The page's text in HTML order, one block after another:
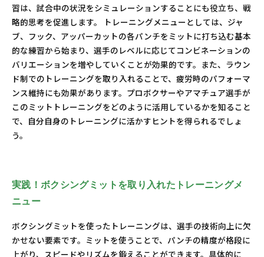
習は、試合中の状況をシミュレーションすることにも役立ち、戦
略的思考を促進します。 トレーニングメニューとしては、ジャ
ブ、フック、アッパーカットの各パンチをミットに打ち込む基本
的な練習から始まり、選手のレベルに応じてコンビネーションの
バリエーションを増やしていくことが効果的です。また、ラウン
ド制でのトレーニングを取り入れることで、疲労時のパフォーマ
ンス維持にも効果があります。プロボクサーやアマチュア選手が
このミットトレーニングをどのように活用しているかを知ること
で、自分自身のトレーニングに活かすヒントを得られるでしょ
う。
実践！ボクシングミットを取り入れたトレーニングメ
ニュー
ボクシングミットを使ったトレーニングは、選手の技術向上に欠
かせない要素です。ミットを使うことで、パンチの精度が格段に
上がり、スピードやリズムを鍛えることができます。具体的に